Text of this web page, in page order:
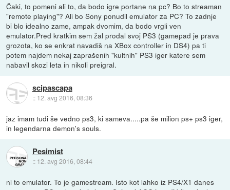
Čaki, to pomeni ali to, da bodo igre portane na pc? Bo to streaman
"remote playing"? Ali bo Sony ponudil emulator za PC? To zadnje
bi blo idealno zame, ampak dvomim, da bodo vrgli ven
emulator.Pred kratkim sem žal prodal svoj PS3 (gamepad je prava
grozota, ko se enkrat navadiš na XBox controller in DS4) pa ti
potem najdem nekaj zaprašenih "kultnih" PS3 iger katere sem
nabavil skozi leta in nikoli preigral.
scipascapa
:: 12. avg 2016, 08:36
jaz imam tudi še vedno ps3, ki sameva.....pa še milion ps+ ps3 iger,
in legendarna demon's souls.
Pesimist
:: 12. avg 2016, 08:44
ni to emulator. To je gamestream. Isto kot lahko iz PS4/X1 danes